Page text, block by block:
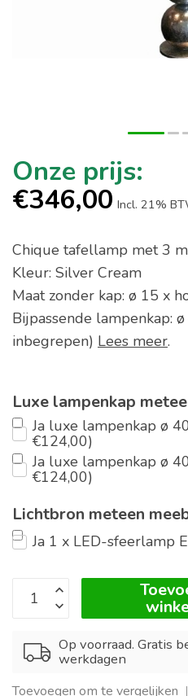
€346,00 Incl. 21%
Chique tafellamp met 3
Kleur: Silver Cream
Maat zonder kap: ø 15 x
Bijpassende lampenkap:
inbegrepen) Lees meer.
Luxe lampenkap
Ja luxe lampenkap ø
€124,00)
Ja luxe lampenkap ø
€124,00)
Lichtbron meteen
Ja 1 x LED-sfeerlamp
Op voorraad. Gratis
werkdagen
Toevoegen om te vergelijken